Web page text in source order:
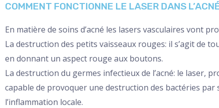
COMMENT FONCTIONNE LE LASER DANS
En matière de soins d’acné les lasers vasculaires vont
La destruction des petits vaisseaux rouges: il s’agit de
en donnant un aspect rouge aux boutons.
La destruction du germes infectieux de l’acné: le laser,
capable de provoquer une destruction des bactéries par
l’inflammation locale.